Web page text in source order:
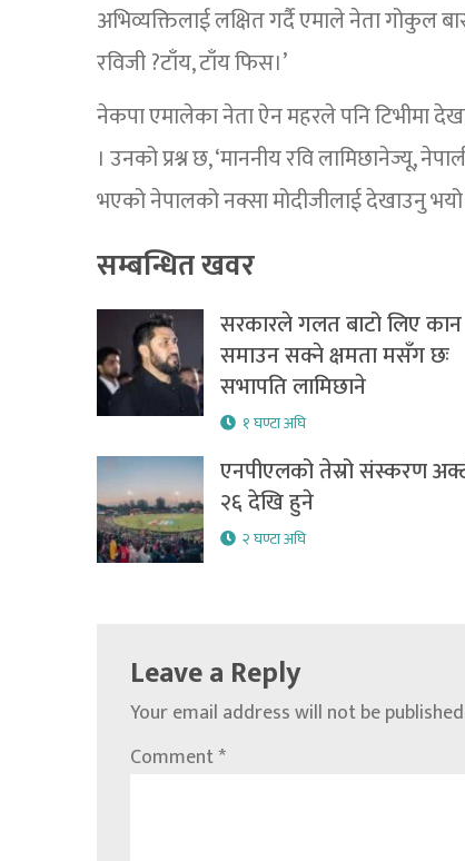
अभिव्यक्तिलाई लक्षित गर्दै एमाले नेता गोकुल
रविजी ?टाँय, टाँय फिस।’
नेकपा एमालेका नेता ऐन महरले पनि टिभीमा
। उनको प्रश्न छ, ‘माननीय रवि लामिछानेज्यू,
भएको नेपालको नक्सा मोदीजीलाई देखाउनु
सम्बन्धित खवर
सरकारले गलत बाटो लिए कान
समाउन सक्ने क्षमता मसँग छः
सभापति लामिछाने
१ घण्टा अघि
एनपीएलको तेस्रो संस्करण
२६ देखि हुने
२ घण्टा अघि
Leave a Reply
Your email address will not be published.
Comment*